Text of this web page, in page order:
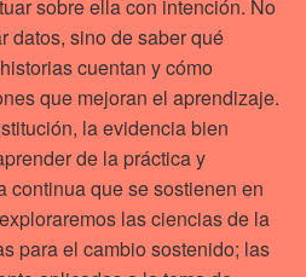
sobre ella con intención. No
datos, sino de saber qué
cuentan y cómo
que mejoran el aprendizaje.
la evidencia bien
de la práctica y
continua que se sostienen en
las ciencias de la
para el cambio sostenido; las